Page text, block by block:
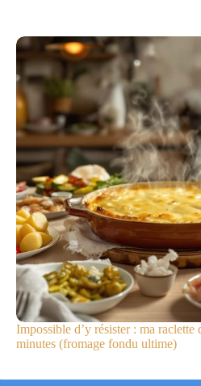
Impossible d’y résister : ma raclette
minutes (fromage fondu ultime)